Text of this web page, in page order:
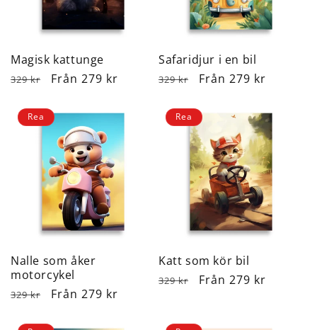
Magisk kattunge
Ordinarie
329 kr Försäljningspris
Från 279 kr
Safaridjur i en bil
Ordinarie
329 kr Försäljningspris
Från 279 kr
Rea
Nalle som åker
motorcykel
Ordinarie
329 kr Försäljningspris
Från 279 kr
Rea
Katt som kör bil
Ordinarie
329 kr Försäljningspris
Från 279 kr